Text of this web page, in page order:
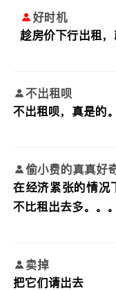
好时机
趁房价下行出租
不出租呗
不出租呗，真是的
偷小费的真真好
在经济紧张的情况
不比租出去多。。
卖掉
把它们请岀去